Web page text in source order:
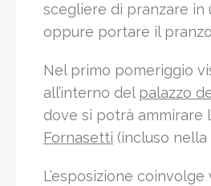
scegliere di pranzare in
oppure portare il
Nel primo pomeriggio
all’interno del palazzo
dove si potrà ammirare
Fornasetti (incluso nella
L’esposizione